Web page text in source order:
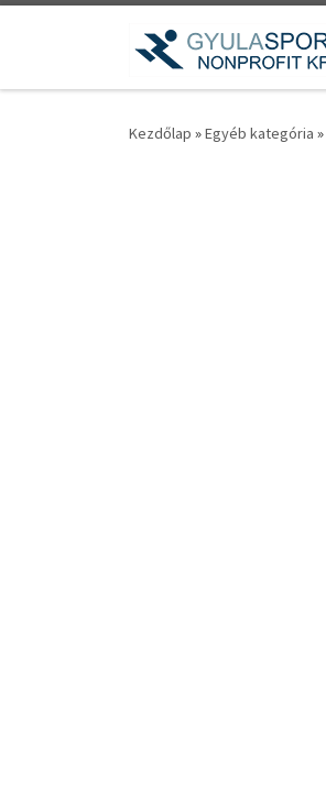
Teljes tartalom megjelenítése
Kezdőlap »Egyéb kategória »